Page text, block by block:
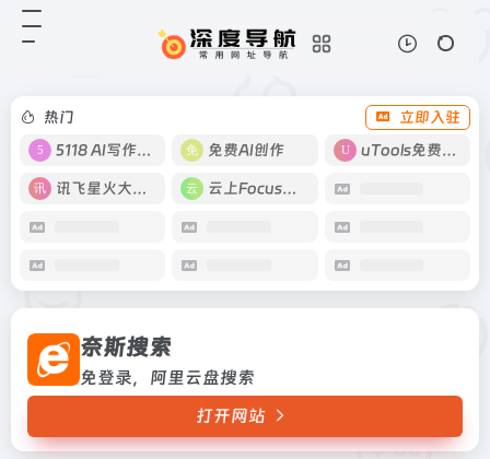
热门
立即入驻
5118 AI写作工具
免费AI创作 uTools免费工具箱
讯飞星火大模型 云上Focus接码
奈斯搜索
免登录，阿里云盘搜索
打开网站